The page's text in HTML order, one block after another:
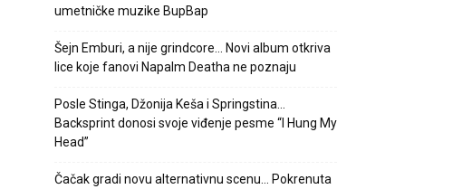
umetničke muzike BupBap
Šejn Emburi, a nije grindcore… Novi album otkriva
lice koje fanovi Napalm Deatha ne poznaju
Posle Stinga, Džonija Keša i Springstina…
Backsprint donosi svoje viđenje pesme “I Hung My
Head”
Čačak gradi novu alternativnu scenu… Pokrenuta